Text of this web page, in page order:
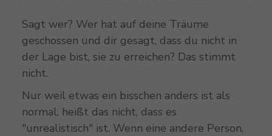
Sagt wer? Wer hat auf deine Träume
geschossen und dir gesagt, dass du nicht in
der Lage bist, sie zu erreichen? Das stimmt
nicht.
Nur weil etwas ein bisschen anders ist als
normal, heißt das nicht, dass es
"unrealistisch" ist. Wenn eine andere Person,